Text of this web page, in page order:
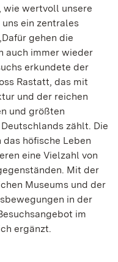
wie wertvoll unsere
ein zentrales
gehen die
auch immer wieder
erkundete der
Rastatt, das mit
und der reichen
und größten
zählt. Die
höfische Leben
eine Vielzahl von
Mit der
Museums und der
in der
im
ergänzt.